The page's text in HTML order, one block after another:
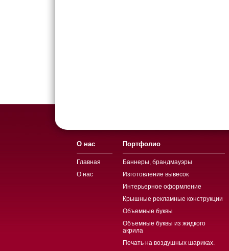
О нас
Главная
О нас
Портфолио
Баннеры, брандмауэры
Изготовление вывесок
Интерьерное оформление
Крышные рекламные конструкции
Объемные буквы
Объемные буквы из жидкого
акрила
Печать на воздушных шариках.